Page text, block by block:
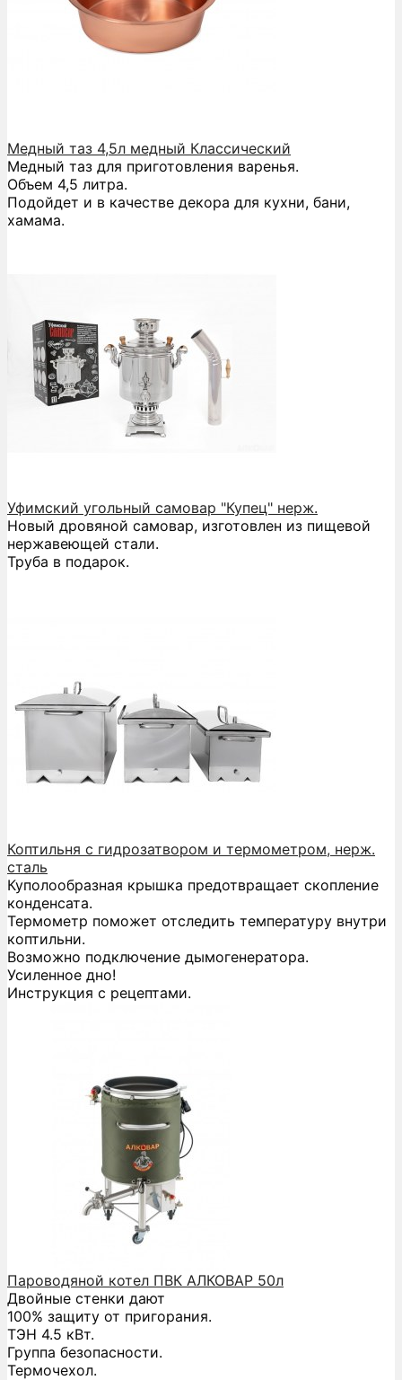
Медный таз 4,5л медный Классический
Медный таз для приготовления варенья.
Объем 4,5 литра.
Подойдет и в качестве декора для кухни, бани,
хамама.
Уфимский угольный самовар "Купец" нерж.
Новый дровяной самовар, изготовлен из пищевой
нержавеющей стали.
Труба в подарок.
Коптильня с гидрозатвором и термометром, нерж.
сталь
Куполообразная крышка предотвращает скопление
конденсата.
Термометр поможет отследить температуру внутри
коптильни.
Возможно подключение дымогенератора.
Усиленное дно!
Инструкция с рецептами.
Пароводяной котел ПВК АЛКОВАР 50л
Двойные стенки дают
100% защиту от пригорания.
ТЭН 4.5 кВт.
Группа безопасности.
Термочехол.